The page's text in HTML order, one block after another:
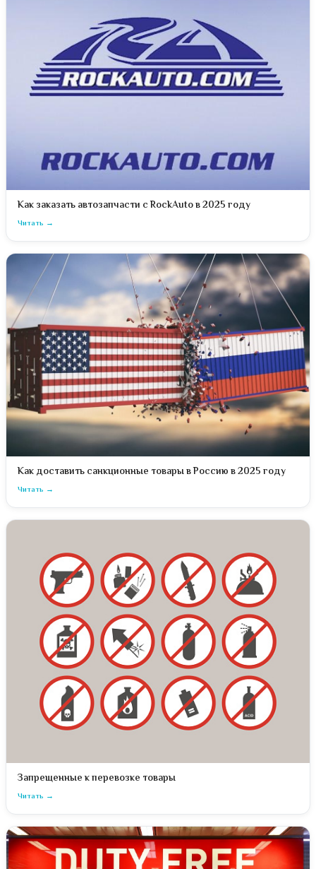
Как заказать автозапчасти с RockAuto в 2025 году
Читать
Как доставить санкционные товары в Россию в 2025 году
Читать
Запрещенные к перевозке товары
Читать